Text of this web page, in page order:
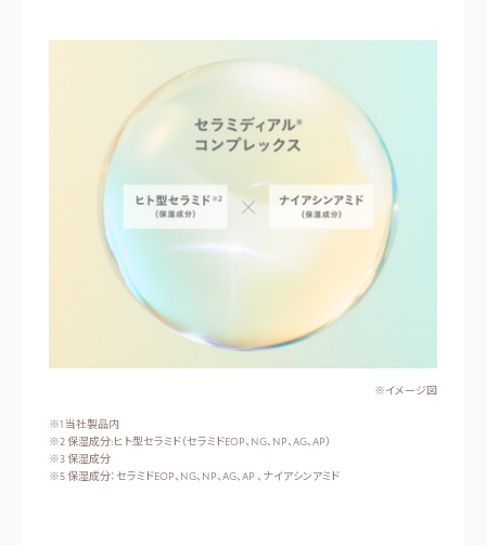
※イメージ図
※1 当社製品内
※2 保湿成分:ヒト型セラミド（セラミドEOP、NG、NP、AG、AP）
※3 保湿成分
※5 保湿成分：セラミドEOP、NG、NP、AG、AP 、ナイアシンアミド